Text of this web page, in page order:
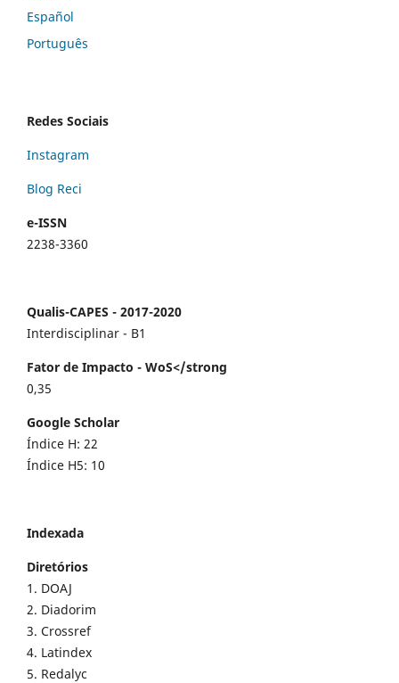
Español
Português
Redes Sociais
Instagram
Blog Reci
e-ISSN
2238-3360
Qualis-CAPES - 2017-2020
Interdisciplinar - B1
Fator de Impacto - WoS</strong
0,35
Google Scholar
Índice H: 22
Índice H5: 10
Indexada
Diretórios
1. DOAJ
2. Diadorim
3. Crossref
4. Latindex
5. Redalyc